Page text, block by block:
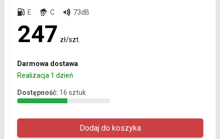
E C 73dB
247 zł/szt.
Darmowa dostawa
Realizacja 1 dzień
Dostępność: 16 sztuk